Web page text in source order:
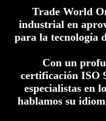
Trade World
industrial en
para la tecnología
Con un
certificación ISO
especialistas en
hablamos su